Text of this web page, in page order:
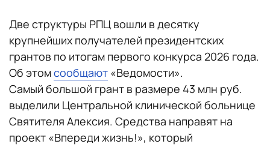
Две структуры РПЦ вошли в десятку
крупнейших получателей президентских
грантов по итогам первого конкурса 2026 года.
Об этомсообщают «Ведомости».
Самый большой грант в размере 43 млн руб.
выделили Центральной клинической больнице
Святителя Алексия. Средства направят на
проект «Впереди жизнь!», который